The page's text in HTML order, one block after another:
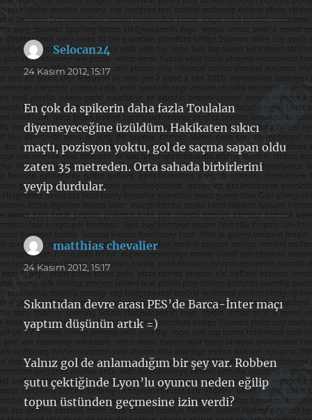
Selocan24dedi
ki:
24 Kasım 2012, 15:17
En çok da spikerin daha fazla Toulalan
diyemeyeceğine üzüldüm. Hakikaten sıkıcı
maçtı, pozisyon yoktu, gol de saçma sapan oldu
zaten 35 metreden. Orta sahada birbirlerini
yeyip durdular.
matthias chevalierdedi
ki:
24 Kasım 2012, 15:17
Sıkıntıdan devre arası PES’de Barca-İnter maçı
yaptım düşünün artık =)
Yalnız gol de anlamadığım bir şey var. Robben
şutu çektiğinde Lyon’lu oyuncu neden eğilip
topun üstünden geçmesine izin verdi?